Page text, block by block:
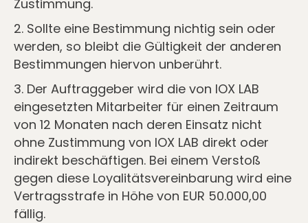
Zustimmung.
2. Sollte eine Bestimmung nichtig sein oder
werden, so bleibt die Gültigkeit der anderen
Bestimmungen hiervon unberührt.
3. Der Auftraggeber wird die von IOX LAB
eingesetzten Mitarbeiter für einen Zeitraum
von 12 Monaten nach deren Einsatz nicht
ohne Zustimmung von IOX LAB direkt oder
indirekt beschäftigen. Bei einem Verstoß
gegen diese Loyalitätsvereinbarung wird eine
Vertragsstrafe in Höhe von EUR 50.000,00
fällig.